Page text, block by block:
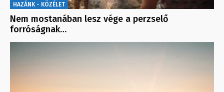
HAZÁNK - KÖZÉLET
Nem mostanában lesz vége a perzselő
forróságnak…